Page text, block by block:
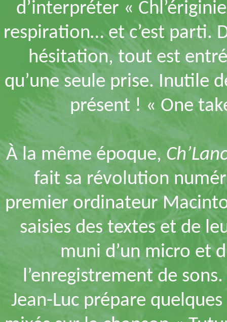
d’interpréter «
respiration… et c’est parti.
hésitation, tout est
qu’une seule prise. Inutile
présent ! « One
À la même époque,
fait sa révolution
premier ordinateur
saisies des textes et de
muni d’un micro et
l’enregistrement de
Jean-Luc prépare